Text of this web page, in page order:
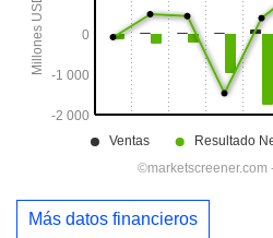
Más datos financieros